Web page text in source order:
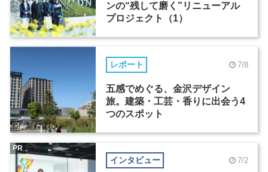
ンの“残して磨く”リニューアル
プロジェクト（1）
レポート 7/8
五感でめぐる、金沢デザイン
旅。建築・工芸・香りに出会う4
つのスポット
インタビュー 7/2
PR